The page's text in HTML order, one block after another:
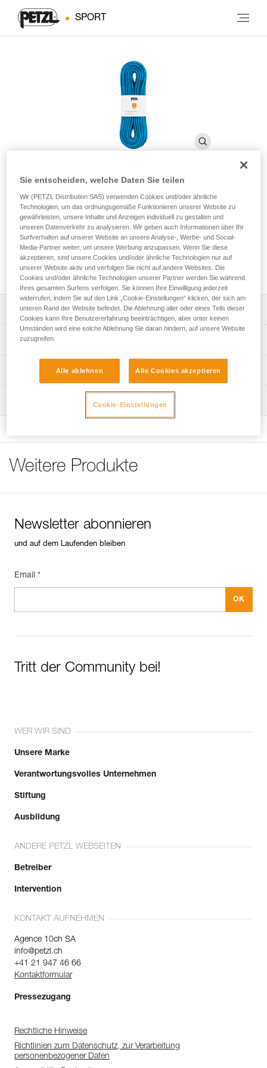
SPORT
CONGA®8 mm
Reepschnur mit 8 mm Durchmesser zum Einrichten eines
Seilgeländers bei Bergwanderungen
Reepschnur von 8 mm Durchmesser zum Wandern.
Leistungsverzeichnis
Leichte, halbstatische Reepschnur.
Verfügbar in 2 Längen.
und Bergsteigen geeignet.
Technische Spezifikationen
Seiltyp: (CE EN 564, UIAA): Reepschnur
Zugfestigkeit: 18 kN
Zugrundeliegende Spezifikationen
Garantie : 3 Jahre
Länge : 30 m
Garantie : 3 Jahre
Technische Informationen
Gebrauchsanleitung
Das PDF herunterladen technical-notice-CONGA-1
Konformitätserklärung
Das PDF herunterladen Maintenance tips
Ablauf der PSA-Prüfung
Das PDF herunterladen verif-EPI-cordes-suivi-DE
Weitere Produkte
Newsletter abonnieren
und auf dem Laufenden bleiben
Email *
Tritt der Community bei!
WER WIR SIND
Unsere Marke
Verantwortungsvolles Unternehmen
Stiftung
Ausbildung
ANDERE PETZL WEBSEITEN
Betreiber
Intervention
KONTAKT AUFNEHMEN
Agence 10ch SA
info@petzl.ch
+41 21 947 46 66
Kontaktformular
Pressezugang
Rechtliche Hinweise
Richtlinien zum Datenschutz, zur Verarbeitung
personenbezogener Daten
Sie entscheiden, welche Daten Sie teilen
Wir (PETZL Distribution SAS) verwenden Cookies und/oder ähnliche
Technologien, um das ordnungsgemäße Funktionieren unserer Website zu
gewährleisten, unsere Inhalte und Anzeigen individuell zu gestalten und
unseren Datenverkehr zu analysieren. Wir geben auch Informationen über Ihr
Surfverhalten auf unserer Website an unsere Analyse-, Werbe- und Social-
Media-Partner weiter, um unsere Werbung anzupassen. Wenn Sie diese
akzeptieren, sind unsere Cookies und/oder ähnliche Technologien nur auf
unserer Website aktiv und verfolgen Sie nicht auf andere Websites. Die
Cookies und/oder ähnliche Technologien unserer Partner werden Sie während
Ihres gesamten Surfens verfolgen. Sie können Ihre Einwilligung jederzeit
widerrufen, indem Sie auf den Link „Cookie-Einstellungen“ klicken, der sich am
unteren Rand der Website befindet. Die Ablehnung aller oder eines Teils dieser
Cookies kann Ihre Benutzererfahrung beeinträchtigen, aber unter keinen
Umständen wird eine solche Ablehnung Sie daran hindern, auf unsere Website
zuzugreifen.
Alle ablehnen Alle Cookies akzeptieren
Cookie-Einstellungen